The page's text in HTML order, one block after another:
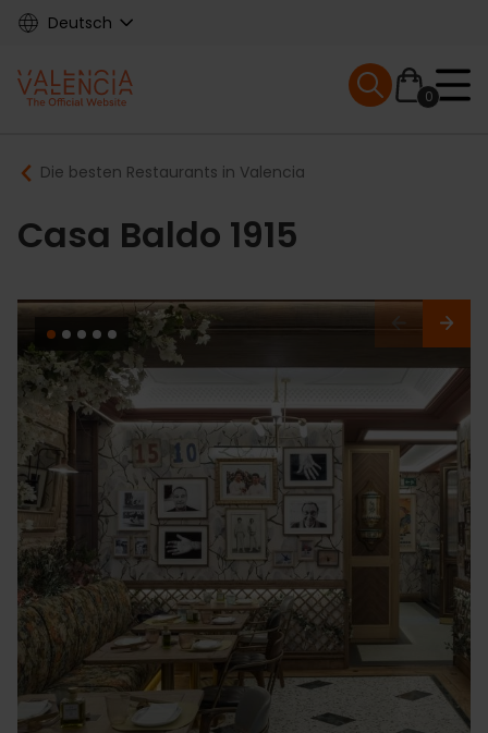
Skip
content
Deutsch
Main
navigation
0
Mobile menu
Breadcrumb
Die besten Restaurants in Valencia
Casa Baldo 1915